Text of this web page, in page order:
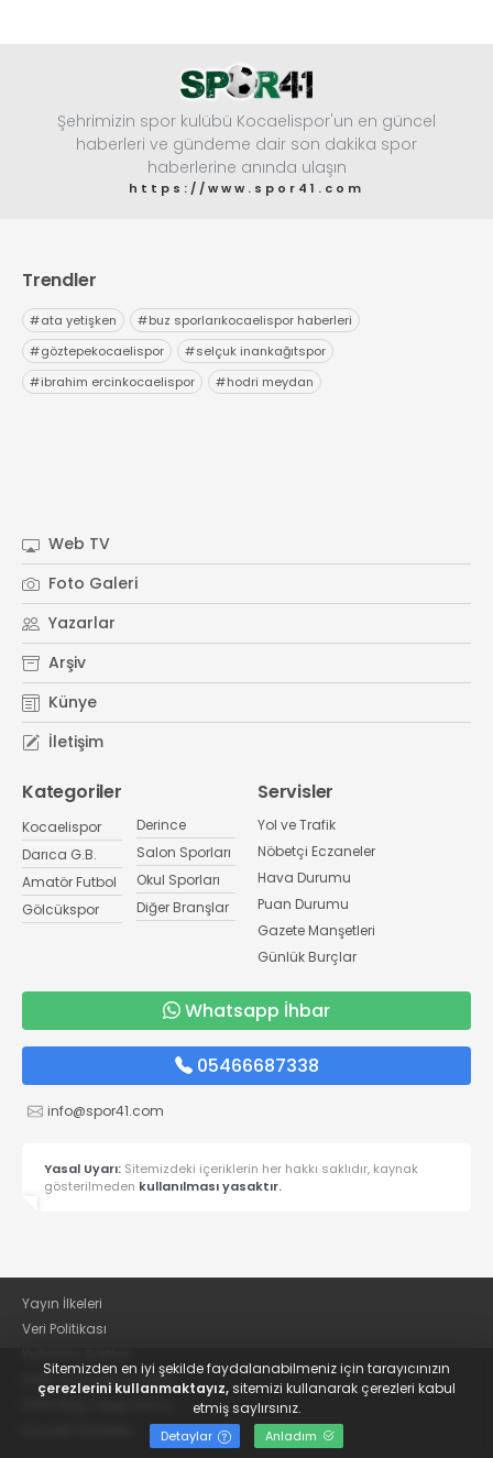
Şehrimizin spor kulübü Kocaelispor'un en güncel
haberleri ve gündeme dair son dakika spor
haberlerine anında ulaşın
https://www.spor41.com
Trendler
#ata yetişken #buz sporlarıkocaelispor haberleri
#göztepekocaelispor #selçuk inankağıtspor
#ibrahim ercinkocaelispor #hodri meydan
Web TV
Foto Galeri
Yazarlar
Arşiv
Künye
İletişim
Kategoriler
Kocaelispor
Darıca G.B.
Amatör Futbol
Gölcükspor
Derince
Salon Sporları
Okul Sporları
Diğer Branşlar
Servisler
Yol ve Trafik
Nöbetçi Eczaneler
Hava Durumu
Puan Durumu
Gazete Manşetleri
Günlük Burçlar
Whatsapp İhbar
05466687338
info@spor41.com
Yasal Uyarı: Sitemizdeki içeriklerin her hakkı saklıdır, kaynak
gösterilmeden kullanılması yasaktır.
Yayın İlkeleri
Veri Politikası
KVKK Aydınlatma Metni
Sitemizden en iyi şekilde faydalanabilmeniz için tarayıcınızın
çerezlerini kullanmaktayız,sitemizi kullanarak çerezleri kabul
etmiş saylırsınız.
Detaylar Anladım